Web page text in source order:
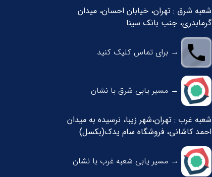
شعبه شرق : تهران، خیابان احسان، میدان
گرمابدری، جنب بانک سینا
→ برای تماس کلیک کنید
→ مسیر یابی شرق با نشان
شعبه غرب : تهران،شهر زیبا، نرسیده به میدان
احمد کاشانی، فروشگاه سام یدک(بکسل)
→ مسیر یابی شعبه غرب با نشان